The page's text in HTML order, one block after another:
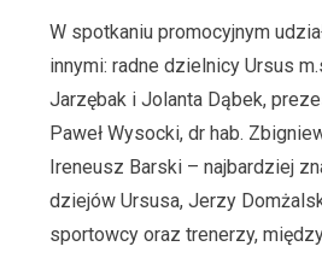
W spotkaniu promocyjnym
innymi: radne dzielnicy Ursus
Jarzębak i Jolanta Dąbek,
Paweł Wysocki, dr hab.
Ireneusz Barski – najbardziej
dziejów Ursusa, Jerzy
sportowcy oraz trenerzy,